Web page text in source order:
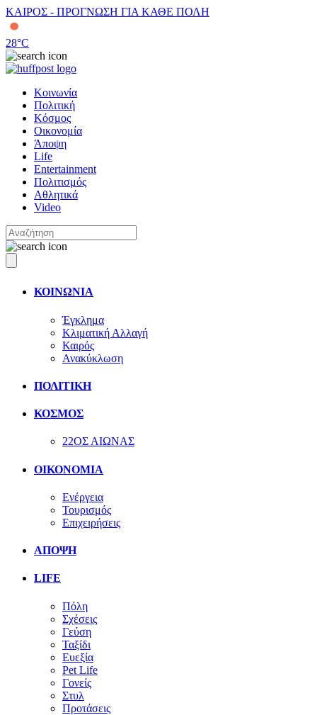
ΚΑΙΡΟΣ - ΠΡΟΓΝΩΣΗ ΓΙΑ ΚΑΘΕ ΠΟΛΗ
28°C
Κοινωνία
Πολιτική
Κόσμος
Οικονομία
Άποψη
Life
Entertainment
Πολιτισμός
Αθλητικά
Video
ΚΟΙΝΩΝΙΑ
Έγκλημα
Κλιματική Αλλαγή
Καιρός
Ανακύκλωση
ΠΟΛΙΤΙΚΗ
ΚΟΣΜΟΣ
22ΟΣ ΑΙΩΝΑΣ
ΟΙΚΟΝΟΜΙΑ
Ενέργεια
Τουρισμός
Επιχειρήσεις
ΑΠΟΨΗ
LIFE
Πόλη
Σχέσεις
Γεύση
Ταξίδι
Ευεξία
Pet Life
Γονείς
Στυλ
Προτάσεις